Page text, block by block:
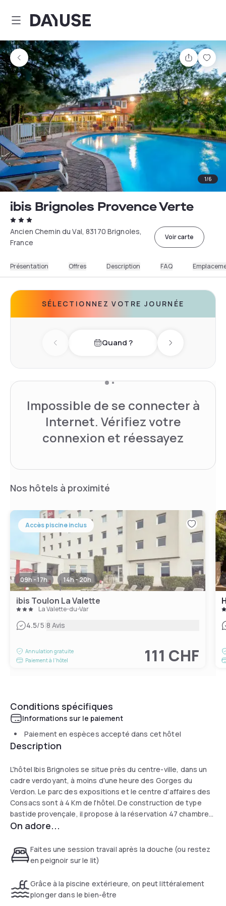
Dayuse
Partager
1/6
ibis Brignoles Provence Verte
Ancien Chemin du Val, 83170 Brignoles,
France
Voir carte
Présentation Offres Description FAQ
SÉLECTIONNEZ VOTRE JOURNÉE
Previous dayQuand ? Next day
Impossible de se connecter à
Internet. Vérifiez votre
connexion et réessayez
Nos hôtels à proximité
Accès piscine inclus
09h - 17h 14h - 20h
ibis Toulon La Valette
La Valette-du-Var
4.5/5|8 Avis
Annulation gratuite
Paiement à l'hôtel
111 CHF
Conditions spécifiques
Informations sur le paiement
Paiement en espèces accepté dans cet hôtel
Description
L'hôtel Ibis Brignoles se situe près du centre-ville, dans un
cadre verdoyant, à moins d'une heure des Gorges du
Verdon. Le parc des expositions et le centre d'affaires des
Consacs sont à 4 Km de l'hôtel. De construction de type
bastide provençale, il propose à la réservation 47 chambres
climatisées. Il dispose de 3 salles de séminaires, d'un
et d'une piscine. Les hôtes en voyages d'affaires peuvent
profiter d'une connexion Internet Wifi.
On adore...
Faites une session travail après la douche (ou restez
en peignoir sur le lit)
Grâce à la piscine extérieure, on peut littéralement
plonger dans le bien-être